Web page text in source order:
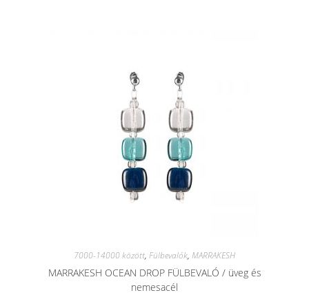
7000-14000 között, Fülbevalók, MARRAKESH
MARRAKESH OCEAN DROP FÜLBEVALÓ / üveg és
nemesacél